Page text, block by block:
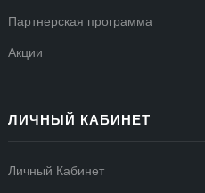
Партнерская программа
Акции
ЛИЧНЫЙ КАБИНЕТ
Личный Кабинет